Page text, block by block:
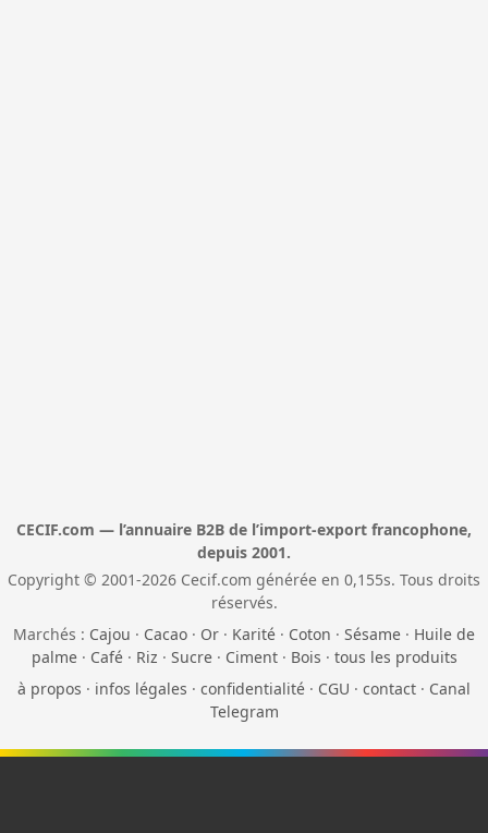
CECIF.com — l’annuaire B2B de l’import-export francophone,
depuis 2001.
Copyright © 2001-2026 Cecif.com générée en 0,155s. Tous droits
réservés.
Marchés : Cajou · Cacao · Or · Karité · Coton · Sésame · Huile de
palme· Café· Riz · Sucre· Ciment· Bois · tous les produits
à propos · infos légales · confidentialité · CGU · contact · Canal
Telegram